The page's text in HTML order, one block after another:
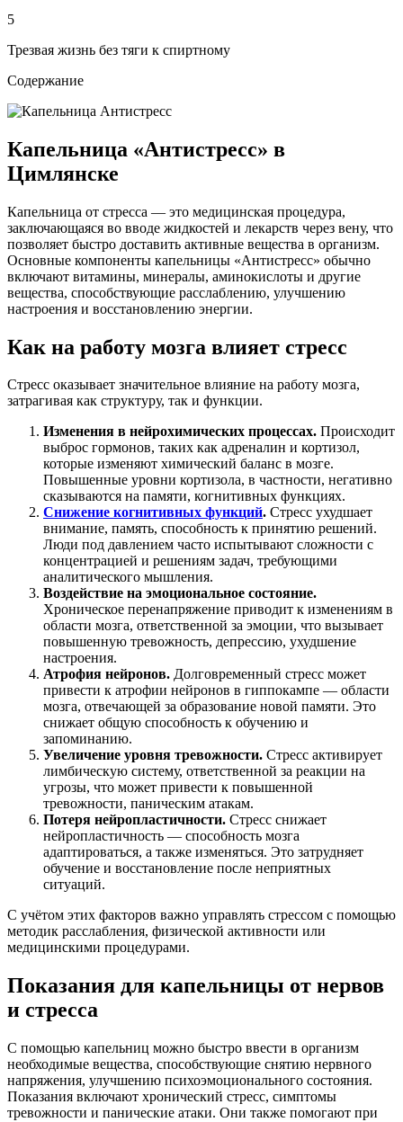
5
Трезвая жизнь без тяги к спиртному
Содержание
Капельница «Антистресс» в
Цимлянске
Капельница от стресса — это медицинская процедура,
заключающаяся во вводе жидкостей и лекарств через вену, что
позволяет быстро доставить активные вещества в организм.
Основные компоненты капельницы «Антистресс» обычно
включают витамины, минералы, аминокислоты и другие
вещества, способствующие расслаблению, улучшению
настроения и восстановлению энергии.
Как на работу мозга влияет стресс
Стресс оказывает значительное влияние на работу мозга,
затрагивая как структуру, так и функции.
Изменения в нейрохимических процессах. Происходит
выброс гормонов, таких как адреналин и кортизол,
которые изменяют химический баланс в мозге.
Повышенные уровни кортизола, в частности, негативно
сказываются на памяти, когнитивных функциях.
Снижение когнитивных функций. Стресс ухудшает
внимание, память, способность к принятию решений.
Люди под давлением часто испытывают сложности с
концентрацией и решениям задач, требующими
аналитического мышления.
Воздействие на эмоциональное состояние.
Хроническое перенапряжение приводит к изменениям в
области мозга, ответственной за эмоции, что вызывает
повышенную тревожность, депрессию, ухудшение
настроения.
Атрофия нейронов. Долговременный стресс может
привести к атрофии нейронов в гиппокампе — области
мозга, отвечающей за образование новой памяти. Это
снижает общую способность к обучению и
запоминанию.
Увеличение уровня тревожности. Стресс активирует
лимбическую систему, ответственной за реакции на
угрозы, что может привести к повышенной
тревожности, паническим атакам.
Потеря нейропластичности. Стресс снижает
нейропластичность — способность мозга
адаптироваться, а также изменяться. Это затрудняет
обучение и восстановление после неприятных
ситуаций.
С учётом этих факторов важно управлять стрессом с помощью
методик расслабления, физической активности или
медицинскими процедурами.
Показания для капельницы от нервов
и стресса
С помощью капельниц можно быстро ввести в организм
необходимые вещества, способствующие снятию нервного
напряжения, улучшению психоэмоционального состояния.
Показания включают хронический стресс, симптомы
тревожности и панические атаки. Они также помогают при